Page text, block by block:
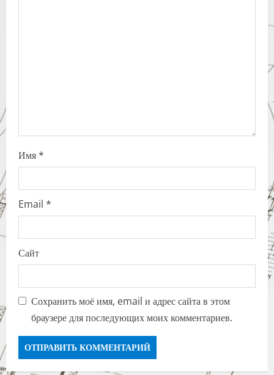
Имя*
Email *
Сайт
Сохранить моё имя, email и адрес сайта в этом
браузере для последующих моих комментариев.